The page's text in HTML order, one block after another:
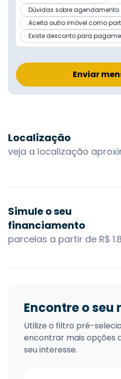
Dúvidas sobre agendamento
Aceita outro imóvel como
Existe desconto para
Enviar
Localização
veja a localização
Simule o seu
financiamento
parcelas a partir de R$
Encontre o seu
Utilize o filtro pré-
encontrar mais opções
seu interesse.